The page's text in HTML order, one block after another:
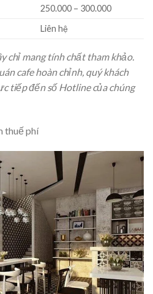
250.000 – 300.000
Liên hệ
chỉ mang tính chất tham khảo.
cafe hoàn chỉnh, quý khách
tiếp đến số Hotline của chúng
thuế phí